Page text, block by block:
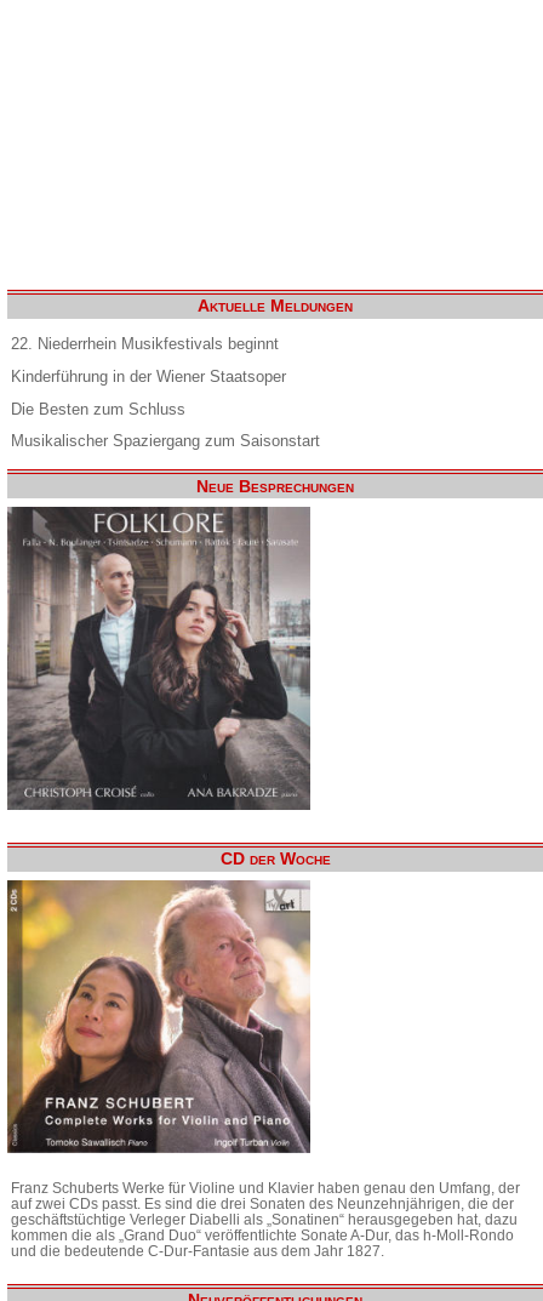
Aktuelle Meldungen
22. Niederrhein Musikfestivals beginnt
Kinderführung in der Wiener Staatsoper
Die Besten zum Schluss
Musikalischer Spaziergang zum Saisonstart
Neue Besprechungen
CD der Woche
Franz Schuberts Werke für Violine und Klavier haben genau den Umfang, der
auf zwei CDs passt. Es sind die drei Sonaten des Neunzehnjährigen, die der
geschäftstüchtige Verleger Diabelli als „Sonatinen“ herausgegeben hat, dazu
kommen die als „Grand Duo“ veröffentlichte Sonate A-Dur, das h-Moll-Rondo
und die bedeutende C-Dur-Fantasie aus dem Jahr 1827.